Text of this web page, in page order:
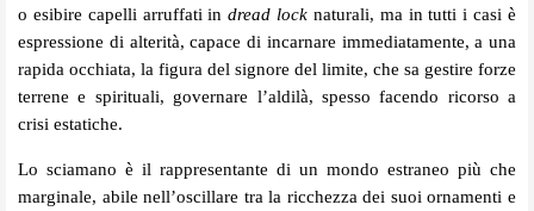
o esibire capelli arruffati indread lock naturali, ma in tutti i casi è
espressione di alterità, capace di incarnare immediatamente, a una
rapida occhiata, la figura del signore del limite, che sa gestire forze
terrene e spirituali, governare l’aldilà, spesso facendo ricorso a
crisi estatiche.
Lo sciamano è il rappresentante di un mondo estraneo più che
marginale, abile nell’oscillare tra la ricchezza dei suoi ornamenti e